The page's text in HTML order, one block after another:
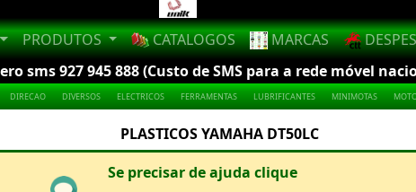
PRODUTOS CATALOGOS MARCAS
sms 927 945 888 (Custo de SMS para a rede móvel
DIRECAO DIVERSOS ELECTRICOS FERRAMENTAS LUBRIFICANTES MINIMOTAS
PLASTICOS YAMAHA DT50LC
Se precisar de ajuda clique